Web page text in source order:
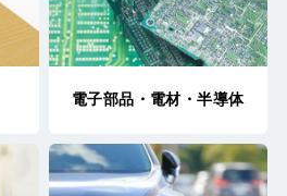
電子部品・電材・半導体